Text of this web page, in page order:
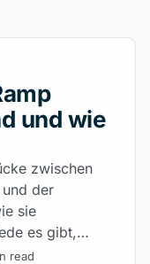
und wie
zwischen
der
sie
es gibt,
warum sie
read